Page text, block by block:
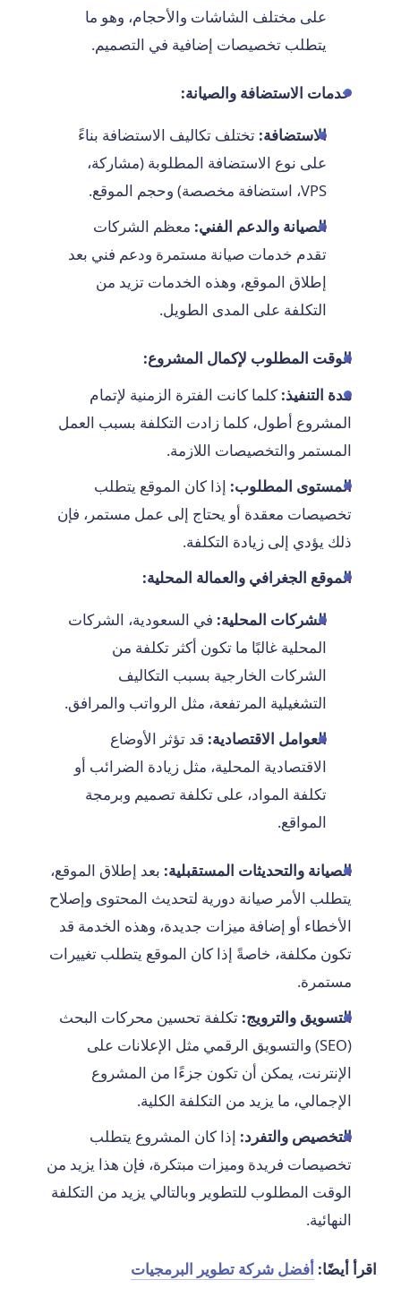
على مختلف الشاشات والأحجام، وهو ما
يتطلب تخصيصات إضافية في التصميم.
خدمات الاستضافة والصيانة:
الاستضافة: تختلف تكاليف الاستضافة بناءً
على نوع الاستضافة المطلوبة (مشاركة،
VPS، استضافة مخصصة) وحجم الموقع.
الصيانة والدعم الفني: معظم الشركات
تقدم خدمات صيانة مستمرة ودعم فني بعد
إطلاق الموقع، وهذه الخدمات تزيد من
التكلفة على المدى الطويل.
الوقت المطلوب لإكمال المشروع:
مدة التنفيذ: كلما كانت الفترة الزمنية لإتمام
المشروع أطول، كلما زادت التكلفة بسبب العمل
المستمر والتخصيصات اللازمة.
المستوى المطلوب: إذا كان الموقع يتطلب
تخصيصات معقدة أو يحتاج إلى عمل مستمر، فإن
ذلك يؤدي إلى زيادة التكلفة.
الموقع الجغرافي والعمالة المحلية:
الشركات المحلية: في السعودية، الشركات
المحلية غالبًا ما تكون أكثر تكلفة من
الشركات الخارجية بسبب التكاليف
التشغيلية المرتفعة، مثل الرواتب والمرافق.
العوامل الاقتصادية: قد تؤثر الأوضاع
الاقتصادية المحلية، مثل زيادة الضرائب أو
تكلفة المواد، على تكلفة تصميم وبرمجة
المواقع.
الصيانة والتحديثات المستقبلية: بعد إطلاق الموقع،
يتطلب الأمر صيانة دورية لتحديث المحتوى وإصلاح
الأخطاء أو إضافة ميزات جديدة، وهذه الخدمة قد
تكون مكلفة، خاصةً إذا كان الموقع يتطلب تغييرات
مستمرة.
التسويق والترويج:تكلفة تحسين محركات البحث
(SEO) والتسويق الرقمي مثل الإعلانات على
الإنترنت، يمكن أن تكون جزءًا من المشروع
الإجمالي، ما يزيد من التكلفة الكلية.
التخصيص والتفرد: إذا كان المشروع يتطلب
تخصيصات فريدة وميزات مبتكرة، فإن هذا يزيد من
الوقت المطلوب للتطوير وبالتالي يزيد من التكلفة
النهائية.
اقرأ أيضًا: أفضل شركة تطوير البرمجيات